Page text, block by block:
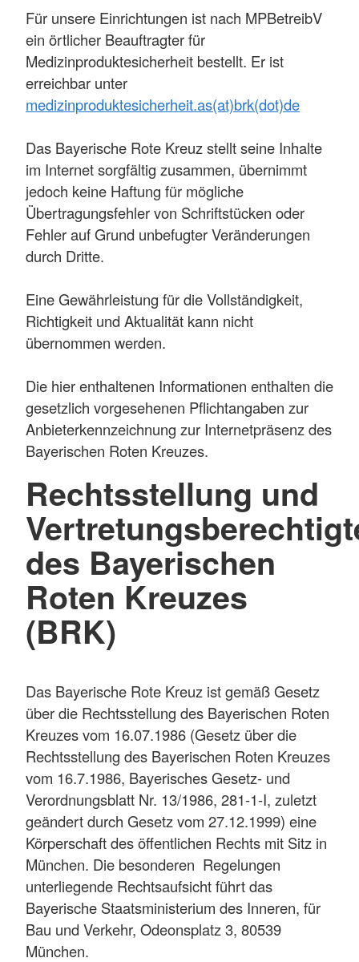
Für unsere Einrichtungen ist nach MPBetreibV
ein örtlicher Beauftragter für
Medizinproduktesicherheit bestellt. Er ist
erreichbar unter
medizinproduktesicherheit.as(at)brk(dot)de
Das Bayerische Rote Kreuz stellt seine Inhalte
im Internet sorgfältig zusammen, übernimmt
jedoch keine Haftung für mögliche
Übertragungsfehler von Schriftstücken oder
Fehler auf Grund unbefugter Veränderungen
durch Dritte.
Eine Gewährleistung für die Vollständigkeit,
Richtigkeit und Aktualität kann nicht
übernommen werden.
Die hier enthaltenen Informationen enthalten die
gesetzlich vorgesehenen Pflichtangaben zur
Anbieterkennzeichnung zur Internetpräsenz des
Bayerischen Roten Kreuzes.
Rechtsstellung und
des Bayerischen
Roten Kreuzes
(BRK)
Das Bayerische Rote Kreuz ist gemäß Gesetz
über die Rechtsstellung des Bayerischen Roten
Kreuzes vom 16.07.1986 (Gesetz über die
Rechtsstellung des Bayerischen Roten Kreuzes
vom 16.7.1986, Bayerisches Gesetz- und
Verordnungsblatt Nr. 13/1986, 281-1-I, zuletzt
geändert durch Gesetz vom 27.12.1999) eine
Körperschaft des öffentlichen Rechts mit Sitz in
München. Die besonderen Regelungen
unterliegende Rechtsaufsicht führt das
Bayerische Staatsministerium des Inneren, für
Bau und Verkehr, Odeonsplatz 3, 80539
München.